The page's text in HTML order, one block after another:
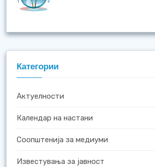
Категории
Актуелности
Календар на настани
Соопштенија за медиуми
Известувања за јавност